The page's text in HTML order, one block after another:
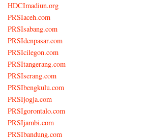
HDCImadiun.org
PRSIaceh.com
PRSIsabang.com
PRSIdenpasar.com
PRSIcilegon.com
PRSItangerang.com
PRSIserang.com
PRSIbengkulu.com
PRSIjogja.com
PRSIgorontalo.com
PRSIjambi.com
PRSIbandung.com